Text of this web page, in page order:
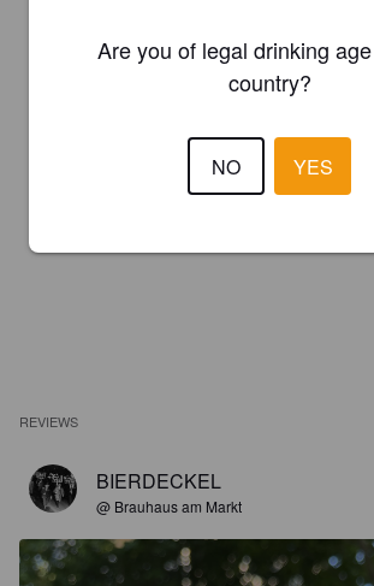
REVIEWS
BIERDECKEL
@ Brauhaus am Markt
Are you of legal drinking
country?
NO YES